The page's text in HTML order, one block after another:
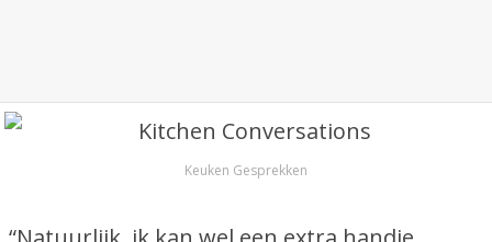
Keuken Gesprekken